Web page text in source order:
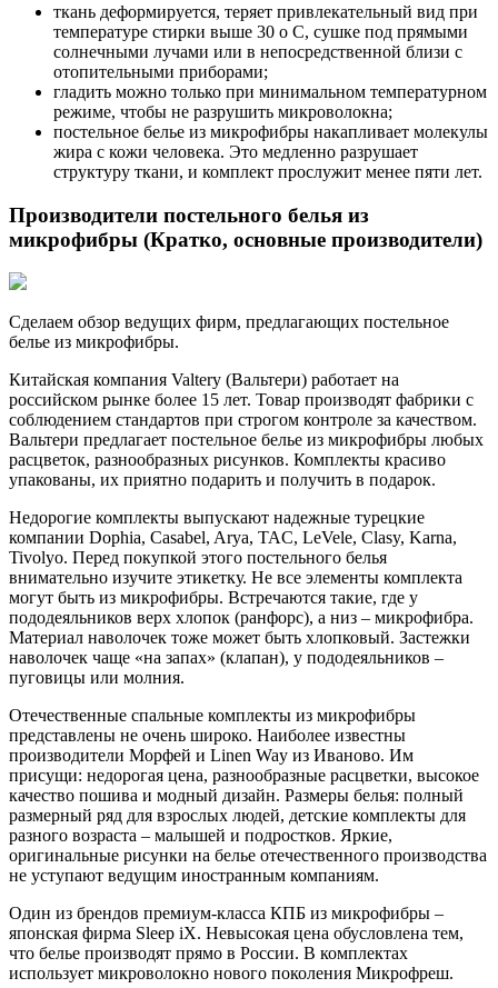
ткань деформируется, теряет привлекательный вид при
температуре стирки выше 30 о С, сушке под прямыми
солнечными лучами или в непосредственной близи с
отопительными приборами;
гладить можно только при минимальном температурном
режиме, чтобы не разрушить микроволокна;
постельное белье из микрофибры накапливает молекулы
жира с кожи человека. Это медленно разрушает
структуру ткани, и комплект прослужит менее пяти лет.
Производители постельного белья из
микрофибры (Кратко, основные производители)
Сделаем обзор ведущих фирм, предлагающих постельное
белье из микрофибры.
Китайская компания Valtery (Вальтери) работает на
российском рынке более 15 лет. Товар производят фабрики с
соблюдением стандартов при строгом контроле за качеством.
Вальтери предлагает постельное белье из микрофибры любых
расцветок, разнообразных рисунков. Комплекты красиво
упакованы, их приятно подарить и получить в подарок.
Недорогие комплекты выпускают надежные турецкие
компании Dophia, Casabel, Arya, TAC, LeVele, Clasy, Karna,
Tivolyo. Перед покупкой этого постельного белья
внимательно изучите этикетку. Не все элементы комплекта
могут быть из микрофибры. Встречаются такие, где у
пододеяльников верх хлопок (ранфорс), а низ – микрофибра.
Материал наволочек тоже может быть хлопковый. Застежки
наволочек чаще «на запах» (клапан), у пододеяльников –
пуговицы или молния.
Отечественные спальные комплекты из микрофибры
представлены не очень широко. Наиболее известны
производители Морфей и Linen Way из Иваново. Им
присущи: недорогая цена, разнообразные расцветки, высокое
качество пошива и модный дизайн. Размеры белья: полный
размерный ряд для взрослых людей, детские комплекты для
разного возраста – малышей и подростков. Яркие,
оригинальные рисунки на белье отечественного производства
не уступают ведущим иностранным компаниям.
Один из брендов премиум-класса КПБ из микрофибры –
японская фирма Sleep iX. Невысокая цена обусловлена тем,
что белье производят прямо в России. В комплектах
использует микроволокно нового поколения Микрофреш.